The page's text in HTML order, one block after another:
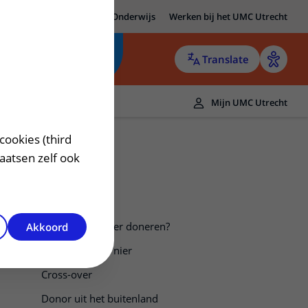
Onderwijs Werken bij het UMC Utrecht
Translate
Mijn UMC Utrecht
Waarom een nier doneren?
Leven met één nier
Cross-over
Donor uit het buitenland
(third
zelf ook
Akkoord